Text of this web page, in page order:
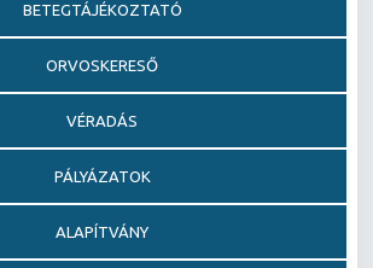
BETEGTÁJÉKOZTATÓ
ORVOSKERESŐ
VÉRADÁS
PÁLYÁZATOK
ALAPÍTVÁNY